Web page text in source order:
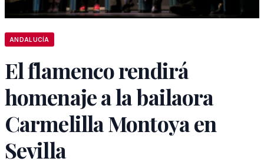
ANDALUCÍA
El flamenco rendirá
homenaje a la bailaora
Carmelilla Montoya en
Sevilla